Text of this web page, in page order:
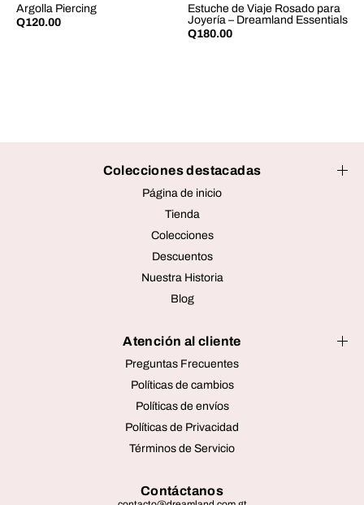
Argolla Piercing
Q120.00
Estuche de Viaje Rosado para
Joyería – Dreamland Essentials
Q180.00
Colecciones destacadas
Página de inicio
Tienda
Colecciones
Descuentos
Nuestra Historia
Blog
Atención al cliente
Preguntas Frecuentes
Políticas de cambios
Políticas de envíos
Políticas de Privacidad
Términos de Servicio
Contáctanos